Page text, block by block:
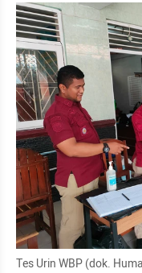
Tes Urin WBP (dok.